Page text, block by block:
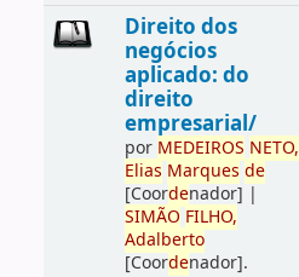
Direito dos
negócios
aplicado: do
direito
empresarial/
por MEDEIROS NETO,
Elias Marques de
[Coordenador] |
SIMÃO FILHO,
Adalberto
[Coordenador].